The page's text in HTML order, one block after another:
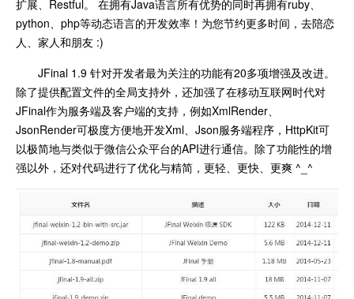
扩展、Restful。 在拥有Java语言所有优势的同时再拥有ruby、
python、php等动态语言的开发效率！为您节约更多时间，去陪恋
人、家人和朋友 :)
JFinal 1.9 针对开发者最为关注的功能有20多项增强及改进。
除了提供配置文件的全局支持外，还加强了在移动互联网时代对
JFinal作为服务端及客户端的支持，例如XmlRender、
JsonRender可极度方便地开发Xml、Json服务端程序，HttpKit可
以极简地与类似于微信公众平台的API进行通信。除了功能性的增
强以外，还对代码进行了优化与精简，更轻、更快、更爽 ^_^